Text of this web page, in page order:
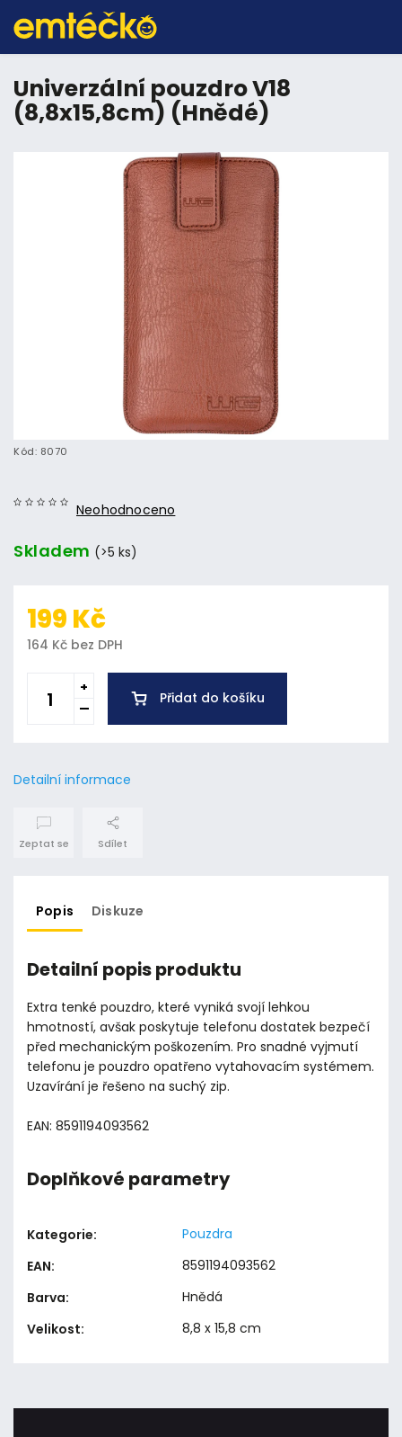
Univerzální pouzdro V18
(8,8x15,8cm) (Hnědé)
Kód: 8070
Neohodnoceno
Skladem (>5 ks)
199 Kč
164 Kč bez DPH
Přidat do košíku
Detailní informace
Zeptat se Sdílet
Popis Diskuze
Detailní popis produktu
Extra tenké pouzdro, které vyniká svojí lehkou
hmotností, avšak poskytuje telefonu dostatek bezpečí
před mechanickým poškozením. Pro snadné vyjmutí
telefonu je pouzdro opatřeno vytahovacím systémem.
Uzavírání je řešeno na suchý zip.
EAN: 8591194093562
Doplňkové parametry
Kategorie:
Pouzdra
EAN:
8591194093562
Barva:
Hnědá
Velikost: 8,8 x 15,8 cm